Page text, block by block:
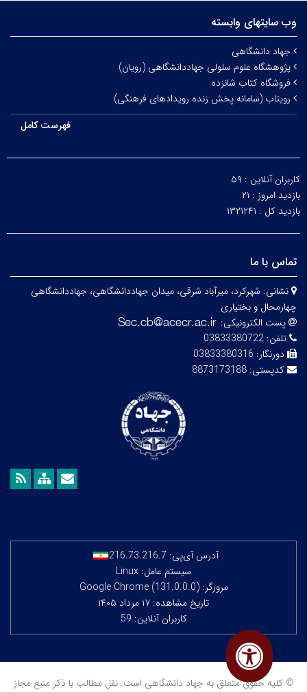
وب سایتهای وابسته
جهاد دانشگاهی
پژوهشگاه علوم سلولی جهاددانشگاهی (رویان)
فروشگاه کتاب شانزده
رویتاب (سامانه پخش زنده رویدادهای فرهنگی)
فهرست کامل
کاربران آنلاین : ۵۹
بازدید امروز : ۲۱
بازدید کل : ۱۳۲۱۲۴۱
تماس با ما
نشانی: شهرکرد، میرآباد شرقی، میدان جهاددانشگاهی، جهاددانشگاهی
چهارمحال و بختیاری
پست الکترونیکی:
تلفن: 03833380722
دورنگار: 03833380316
کدپستی: 8873173188
آدرس آی‌پی: 216.73.216.7
سیستم عامل: Linux
مرورگر: Google Chrome (131.0.0.0)
تاریخ مشاهده: ۱۷ مرداد ۱۴۰۵
کاربران آنلاین: 59
© کلیه حقوق متعلق به جهاد دانشگاهی است. نقل مطالب با ذکر منبع مجاز